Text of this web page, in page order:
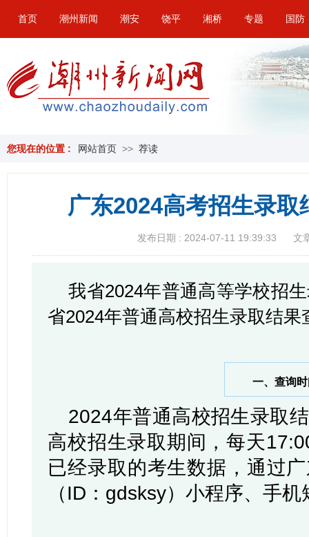
首页 潮州新闻 潮安 饶平 湘桥 专题 国防
您现在的位置 : 网站首页 >> 荐读
广东2024高考招生录
发布日期 : 2024-07-11 19:39:33 文
我省2024年普通高等学校招
省2024年普通高校招生录取结
一、查询时
2024年普通高校招生录取
高校招生录取期间，每天
已经录取的考生数据，通过
（ID：gdsksy）小程序、手